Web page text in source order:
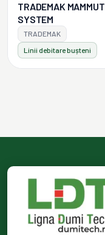
TRADEMAK MAMMUT
SYSTEM
TRADEMAK
Linii debitare bușteni